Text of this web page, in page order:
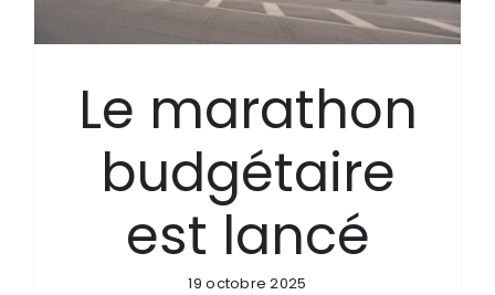
Le marathon
budgétaire
est lancé
19 octobre 2025